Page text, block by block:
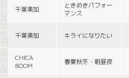
千葉美加
ときめきパフォー
マンス
千葉美加 キライになりたい
CHICA
BOOM
春夏秋冬・朝昼夜